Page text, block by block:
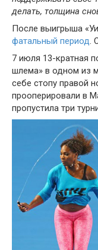
делать, толщина
После выигрыша
фатальный период.
7 июля 13-кратная
шлема» в одном из
себе стопу правой
прооперировали в
пропустила три